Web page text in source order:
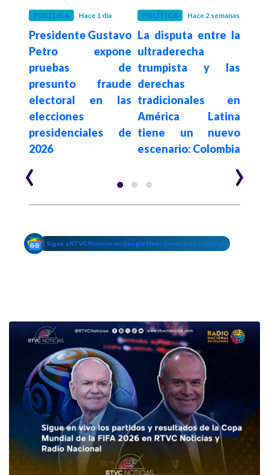
POLÍTICA Hace 1 día
Presidente Gustavo
Petro expone
pruebas de
presunto fraude
electoral en las
elecciones
presidenciales de
2026
POLÍTICA Hace 2 semanas
La disputa entre la
ultraderecha
trumpista y las
derechas
tradicionales en
América Latina
tiene un nuevo
escenario: Colombia
‹ ›
Sigue a RTVC Noticias en Google News y mantente conectado